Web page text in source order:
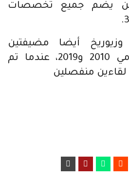
يضم جميع تخصصات
أيضا مضيفتين
مشتركتين بين عامي 2010 و2019، عندما تم
لقاءين منفصلين